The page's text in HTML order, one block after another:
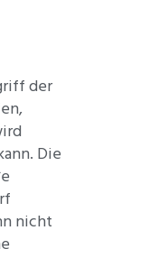
der
Die
nicht